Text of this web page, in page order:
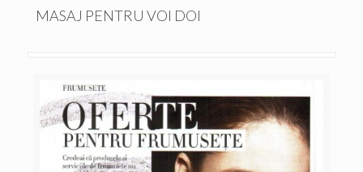
MASAJ PENTRU VOI DOI